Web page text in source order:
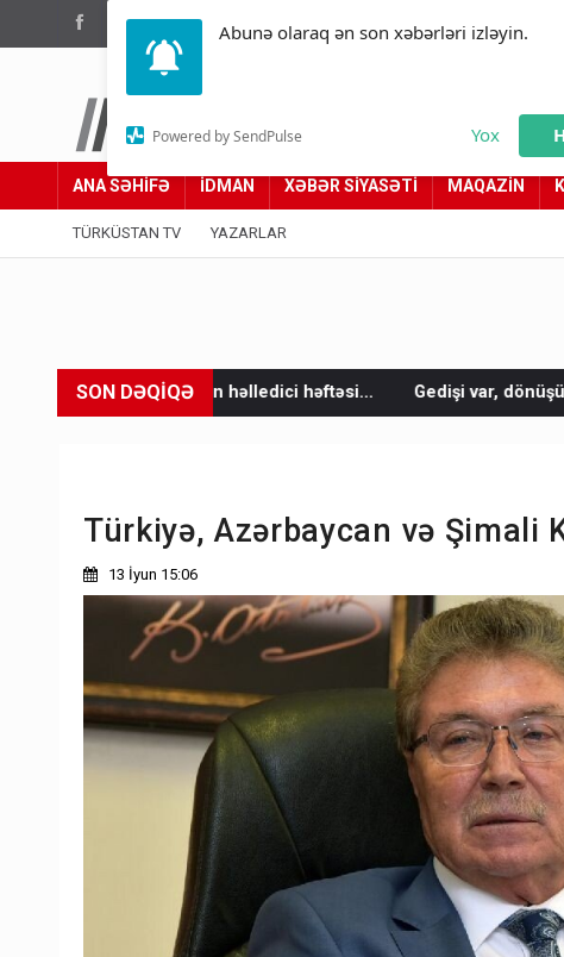
Abunə olaraq ən son xəbərləri izləyin.
Powered by SendPulse Yox
(012) 449 94 05
Türküstan.az
Adımız yolumuzdur
ANA SƏHİFƏ İDMAN XƏBƏR SİYASƏTİ MAQAZİN
TÜRKÜSTAN TV YAZARLAR
SON DƏQİQƏ
həlledici həftəsi... Gedişi var, dönüşü yox: Bakı-Tbilisi-Bakı
Türkiyə, Azərbaycan və Şimali
13 İyun 15:06